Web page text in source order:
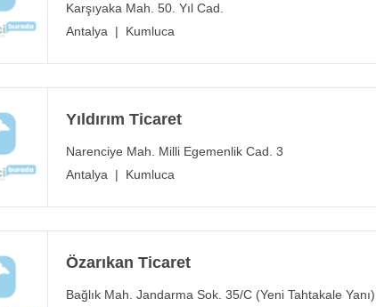
Karşıyaka Mah. 50. Yıl Cad.
Antalya | Kumluca
Yıldırım Ticaret
Narenciye Mah. Milli Egemenlik Cad. 3
Antalya | Kumluca
Özarıkan Ticaret
Bağlık Mah. Jandarma Sok. 35/C (Yeni Tahtakale Yanı)